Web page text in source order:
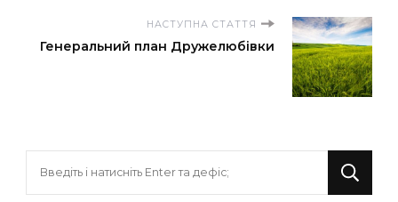
НАСТУПНА СТАТТЯ
Генеральний план Дружелюбівки